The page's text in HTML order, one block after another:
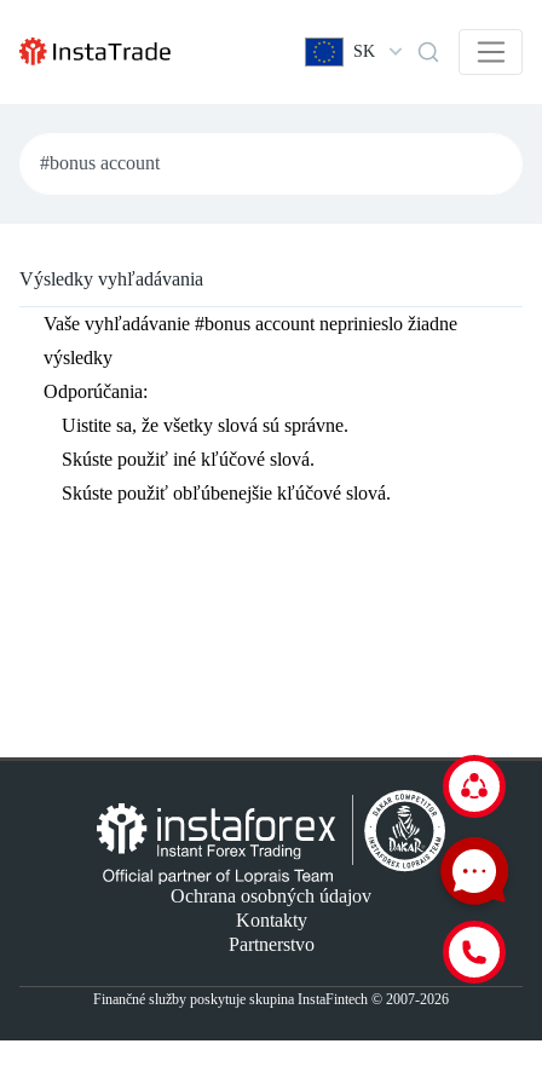
SK
Výsledky vyhľadávania
Vaše vyhľadávanie #bonus account neprinieslo žiadne
výsledky
Odporúčania:
Uistite sa, že všetky slová sú správne.
Skúste použiť iné kľúčové slová.
Skúste použiť obľúbenejšie kľúčové slová.
Ochrana osobných údajov
Kontakty
Partnerstvo
Finančné služby poskytuje skupina InstaFintech © 2007-2026